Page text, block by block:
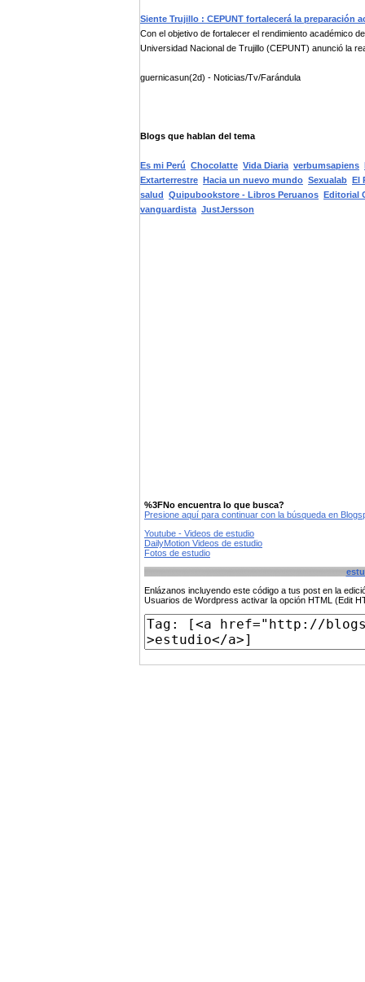
Siente Trujillo : CEPUNT fortalecerá la preparación
Con el objetivo de fortalecer el rendimiento académico
Universidad Nacional de Trujillo (CEPUNT) anunció la
guernicasun(2d) - Noticias/Tv/Farándula
Blogs que hablan del tema
Es mi Perú Chocolatte Vida Diaria verbumsapiens
Extarterrestre Hacia un nuevo mundo Sexualab El
salud Quipubookstore - Libros Peruanos Editorial
vanguardista JustJersson
%3FNo encuentra lo que busca?
Presione aquí para continuar con la búsqueda en
Youtube - Videos de estudio
DailyMotion Videos de estudio
Fotos de estudio
Enlázanos incluyendo este código a tus post en la
Usuarios de Wordpress activar la opción HTML (Edit